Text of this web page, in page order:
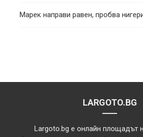
Марек направи равен, пробва
LARGOTO.BG
Largoto.bg е онлайн площадът